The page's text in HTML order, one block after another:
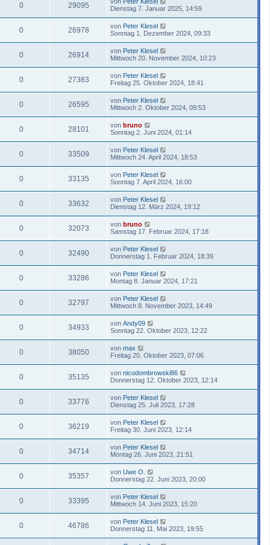
0 29095
Dienstag 7. Januar 2025, 14:59
0 26978 von Peter Klesel
Sonntag 1. Dezember 2024, 09:33
0 26914 von Peter Klesel
Mittwoch 20. November 2024, 10:23
0 27383 von Peter Klesel
Freitag 25. Oktober 2024, 18:41
0 26595 von Peter Klesel
Mittwoch 2. Oktober 2024, 09:53
0 28101 von bruno
Sonntag 2. Juni 2024, 01:14
0 33509 von Peter Klesel
Mittwoch 24. April 2024, 18:53
0 33135 von Peter Klesel
Sonntag 7. April 2024, 16:00
0 33632 von Peter Klesel
Dienstag 12. März 2024, 19:12
0 32073 von bruno
Samstag 17. Februar 2024, 17:18
0 32490 von Peter Klesel
Donnerstag 1. Februar 2024, 18:39
0 33286 von Peter Klesel
Montag 8. Januar 2024, 17:21
0 32797 von Peter Klesel
Mittwoch 8. November 2023, 14:49
0 34933 von Andy09
Sonntag 22. Oktober 2023, 12:22
0 38050 von max
Freitag 20. Oktober 2023, 07:06
0 35135 von nicodombrowski86
Donnerstag 12. Oktober 2023, 12:14
0 33776 von Peter Klesel
Dienstag 25. Juli 2023, 17:28
0 36219 von Peter Klesel
Freitag 30. Juni 2023, 12:14
0 34714 von Peter Klesel
Montag 26. Juni 2023, 21:51
0 35357 von Uwe O.
Donnerstag 22. Juni 2023, 20:00
0 33395 von Peter Klesel
Mittwoch 14. Juni 2023, 15:20
0 46786 von Peter Klesel
Donnerstag 11. Mai 2023, 19:55